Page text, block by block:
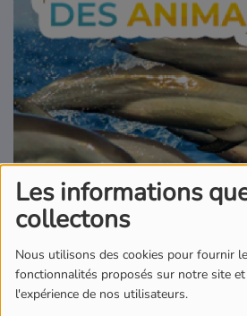
Les informations
collectons
Nous utilisons des cookies pour fournir
fonctionnalités proposés sur notre site
l'expérience de nos utilisateurs.
Radio
Grille des programmes Radio
Podcasts
Où écouter Radio Pitchoun ?
Pitchoun Rédac
Qui sommes-nous ?
Contact